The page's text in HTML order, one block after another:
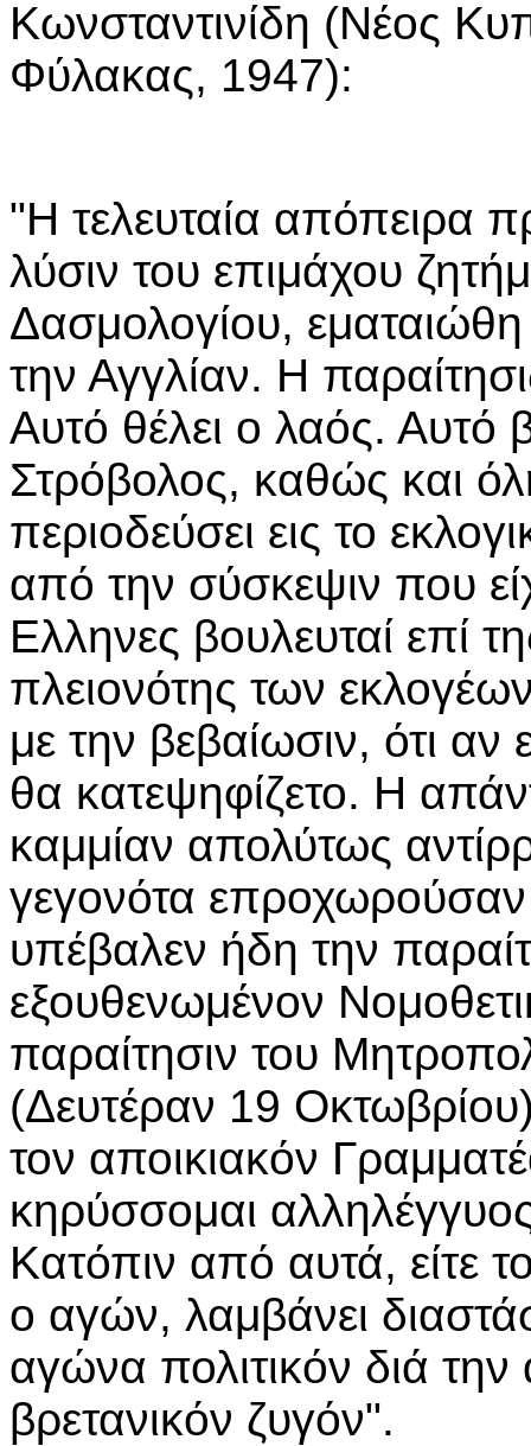
Κωνσταντινίδη (Νέος
Φύλακας, 1947):
"Η τελευταία απόπειρα
λύσιν του επιμάχου
Δασμολογίου,
την Αγγλίαν. Η
Αυτό θέλει ο λαός. Αυτό
Στρόβολος, καθώς και
περιοδεύσει εις το
από την σύσκεψιν που
Ελληνες βουλευταί επί
πλειονότης των
με την βεβαίωσιν, ότι
θα κατεψηφίζετο. Η
καμμίαν απολύτως
γεγονότα επροχωρούσαν
υπέβαλεν ήδη την
εξουθενωμένον
παραίτησιν του
(Δευτέραν 19 Οκτωβρίου)
τον αποικιακόν
κηρύσσομαι
Κατόπιν από αυτά, είτε
ο αγών, λαμβάνει
αγώνα πολιτικόν διά
βρετανικόν ζυγόν".